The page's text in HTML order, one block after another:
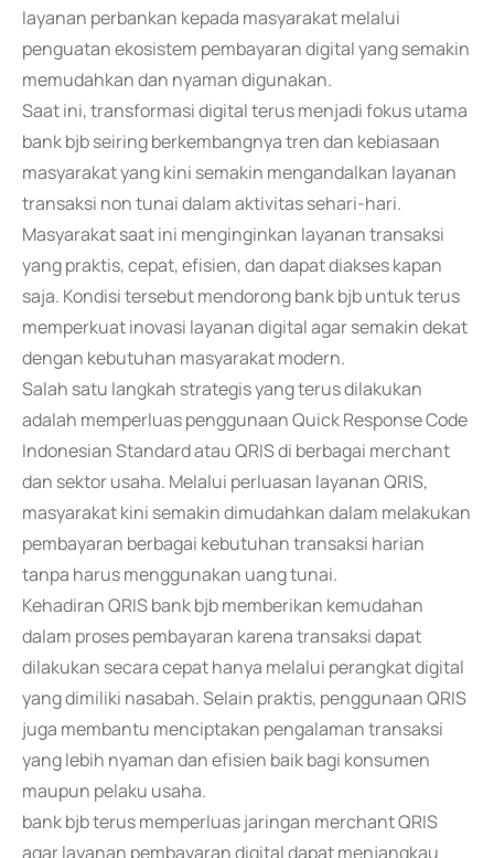
layanan perbankan kepada masyarakat melalui
penguatan ekosistem pembayaran digital yang semakin
memudahkan dan nyaman digunakan.
Saat ini, transformasi digital terus menjadi fokus utama
bank bjb seiring berkembangnya tren dan kebiasaan
masyarakat yang kini semakin mengandalkan layanan
transaksi non tunai dalam aktivitas sehari-hari.
Masyarakat saat ini menginginkan layanan transaksi
yang praktis, cepat, efisien, dan dapat diakses kapan
saja. Kondisi tersebut mendorong bank bjb untuk terus
memperkuat inovasi layanan digital agar semakin dekat
dengan kebutuhan masyarakat modern.
Salah satu langkah strategis yang terus dilakukan
adalah memperluas penggunaan Quick Response Code
Indonesian Standard atau QRIS di berbagai merchant
dan sektor usaha. Melalui perluasan layanan QRIS,
masyarakat kini semakin dimudahkan dalam melakukan
pembayaran berbagai kebutuhan transaksi harian
tanpa harus menggunakan uang tunai.
Kehadiran QRIS bank bjb memberikan kemudahan
dalam proses pembayaran karena transaksi dapat
dilakukan secara cepat hanya melalui perangkat digital
yang dimiliki nasabah. Selain praktis, penggunaan QRIS
juga membantu menciptakan pengalaman transaksi
yang lebih nyaman dan efisien baik bagi konsumen
maupun pelaku usaha.
bank bjb terus memperluas jaringan merchant QRIS
agar layanan pembayaran digital dapat menjangkau